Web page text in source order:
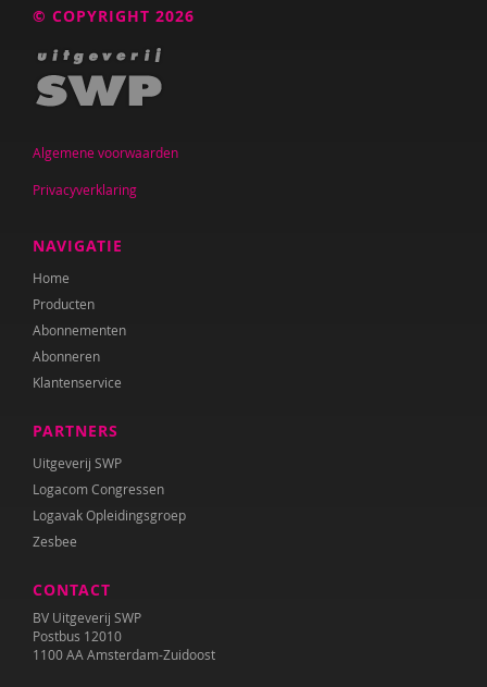
© COPYRIGHT 2026
Algemene voorwaarden
Privacyverklaring
NAVIGATIE
Home
Producten
Abonnementen
Abonneren
Klantenservice
PARTNERS
Uitgeverij SWP
Logacom Congressen
Logavak Opleidingsgroep
Zesbee
CONTACT
BV Uitgeverij SWP
Postbus 12010
1100 AA Amsterdam-Zuidoost